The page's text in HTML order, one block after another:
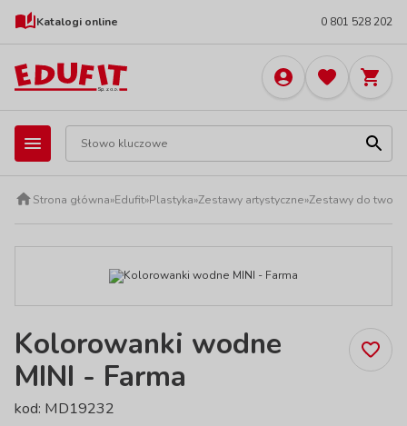
Katalogi online 0 801 528 202
Strona główna»Edufit»Plastyka»Zestawy artystyczne»Zestawy do
Kolorowanki wodne
MINI - Farma
kod: MD19232